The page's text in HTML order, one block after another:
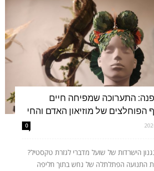
התערוכה שמפיחה חיים
הפוחלצים של מוזיאון האדם והחי
0
הישרדות של שועל מדברי לגזרת טקסטיל?
התנועה הפתלתלה של נחש בתוך חליפה